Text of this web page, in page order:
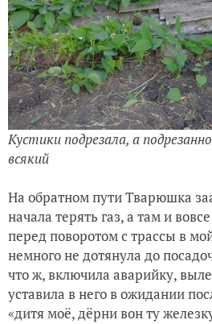
Кустики подрезала, а
всякий
На обратном пути Тварюшка
начала терять газ, а там и
перед поворотом с трассы в
немного не дотянула до
что ж, включила аварийку,
уставила в него в ожидании
«дитя моё, дёрни вон ту